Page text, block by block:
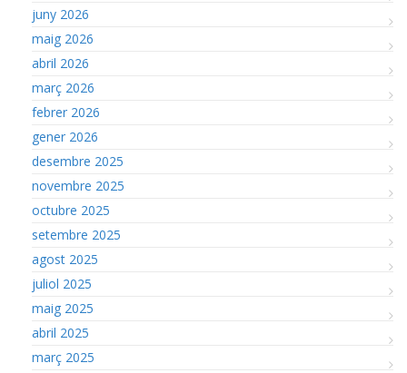
juny 2026
maig 2026
abril 2026
març 2026
febrer 2026
gener 2026
desembre 2025
novembre 2025
octubre 2025
setembre 2025
agost 2025
juliol 2025
maig 2025
abril 2025
març 2025